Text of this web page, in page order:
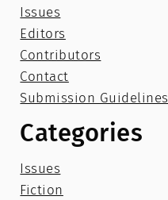
Issues
Editors
Contributors
Contact
Submission Guidelines
Categories
Issues
Fiction